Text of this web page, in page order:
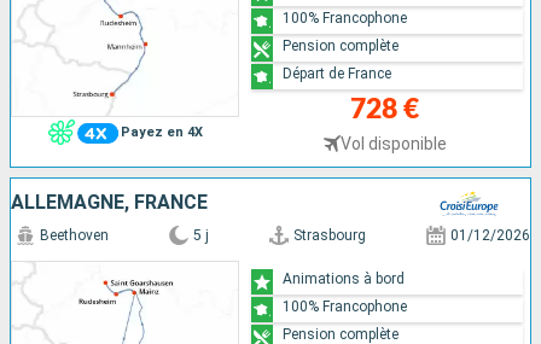
Payez en 4X
728 €
Vol disponible
100% Francophone
Pension complète
Départ de France
ALLEMAGNE, FRANCE
Beethoven 5 j Strasbourg 01/12/2026
Animations à bord
100% Francophone
Pension complète